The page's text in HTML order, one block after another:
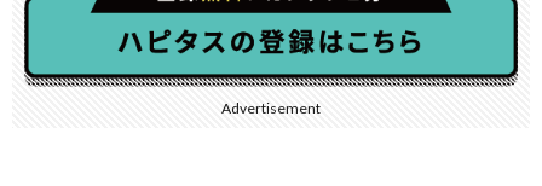
Advertisement